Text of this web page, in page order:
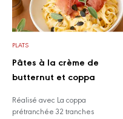
PLATS
Pâtes à la crème de
butternut et coppa
Réalisé avec La coppa
prétranchée 32 tranches